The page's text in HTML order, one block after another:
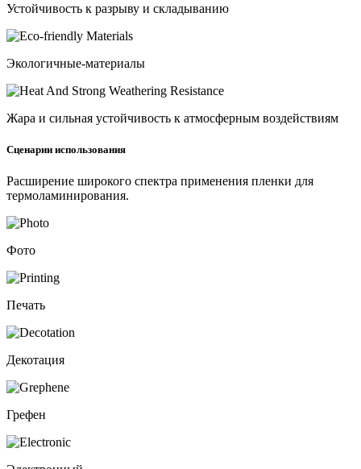
Устойчивость к разрыву и складыванию
Экологичные-материалы
Жара и сильная устойчивость к атмосферным воздействиям
Сценарии использования
Расширение широкого спектра применения пленки для
термоламинирования.
Фото
Печать
Декотация
Грефен